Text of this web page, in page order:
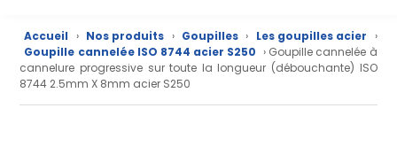
Accueil › Nos produits › Goupilles › Les goupilles acier
›
Goupille cannelée ISO 8744 acier S250 › Goupille cannelée à
cannelure progressive sur toute la longueur (débouchante) ISO
8744 2.5mm X 8mm acier S250